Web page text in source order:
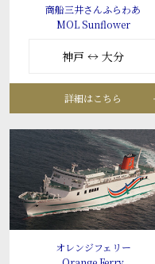
商船三井さんふらわあ
MOL Sunflower
神戸 ↔ 大分
詳細はこちら
オレンジフェリー